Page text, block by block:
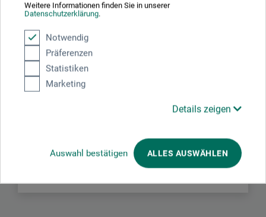
Weitere Informationen finden Sie in unserer
Datenschutzerklärung.
Notwendig
Präferenzen
Statistiken
Marketing
Details zeigen
Auswahl bestätigen ALLES AUSWÄHLEN
Hersteller-Kontakt
Hier finden Sie die Kontaktdaten des Herstellers zu
53844 Troisdorf